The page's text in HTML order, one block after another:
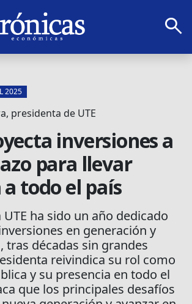
search
2025
presidenta de UTE
inversiones a
para llevar
todo el país
UTE ha sido un año dedicado
en generación y
tras décadas sin grandes
reivindica su rol como
y su presencia en todo el
que los principales desafíos